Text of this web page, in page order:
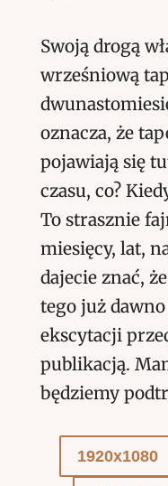
Swoją drogą
wrześniową
oznacza, że
pojawiają się
czasu, co?
To strasznie
miesięcy, lat,
dajecie znać,
tego już
ekscytacji
publikacją.
będziemy
1920x1080